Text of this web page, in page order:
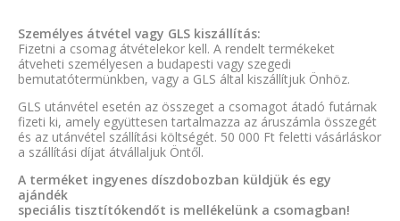
Személyes átvétel vagy GLS kiszállítás:
Fizetni a csomag átvételekor kell. A rendelt termékeket
átveheti személyesen a budapesti vagy szegedi
bemutatótermünkben, vagy a GLS által kiszállítjuk Önhöz.
GLS utánvétel esetén az összeget a csomagot átadó futárnak
fizeti ki, amely együttesen tartalmazza az áruszámla összegét
és az utánvétel szállítási költségét. 50 000 Ft feletti vásárláskor
a szállítási díjat átvállaljuk Öntől.
A terméket ingyenes díszdobozban küldjük és egy
ajándék
speciális tisztítókendőt is mellékelünk a csomagban!